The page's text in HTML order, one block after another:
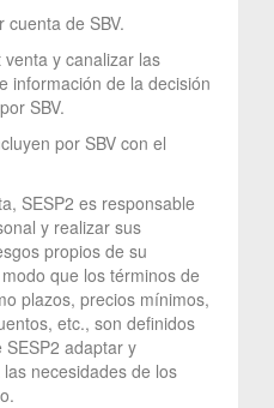
de SBV.
y canalizar las
información de la decisión
SBV.
por SBV con el
SESP2 es responsable
y realizar sus
propios de su
que los términos de
plazos, precios mínimos,
etc., son definidos
SESP2 adaptar y
necesidades de los